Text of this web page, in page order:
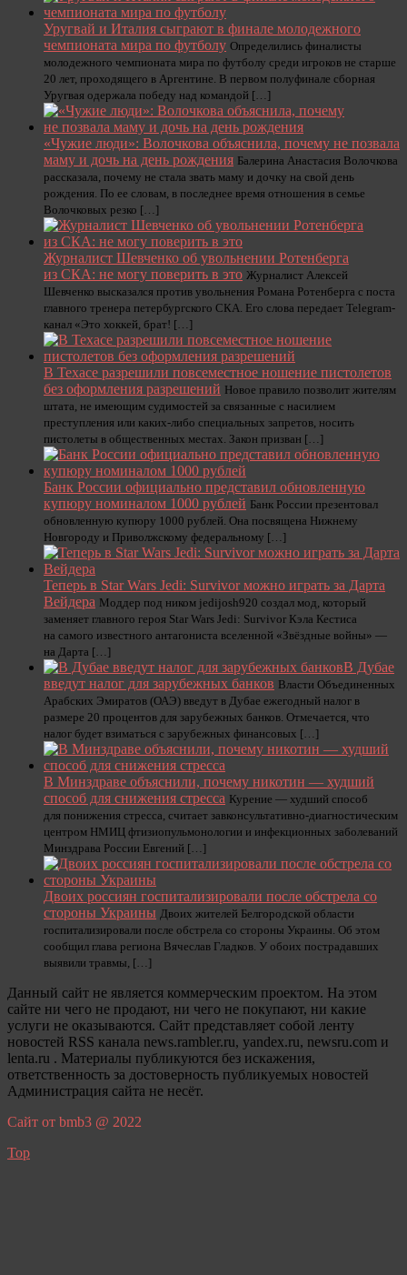
Уругвай и Италия сыграют в финале молодежного
чемпионата мира по футболу Определились финалисты
молодежного чемпионата мира по футболу среди игроков не старше
20 лет, проходящего в Аргентине. В первом полуфинале сборная
Уругвая одержала победу над командой […]
«Чужие люди»: Волочкова объяснила, почему не позвала
маму и дочь на день рождения Балерина Анастасия Волочкова
рассказала, почему не стала звать маму и дочку на свой день
рождения. По ее словам, в последнее время отношения в семье
Волочковых резко […]
Журналист Шевченко об увольнении Ротенберга
из СКА: не могу поверить в это Журналист Алексей
Шевченко высказался против увольнения Романа Ротенберга с поста
главного тренера петербургского СКА. Его слова передает Telegram-
канал «Это хоккей, брат! […]
В Техасе разрешили повсеместное ношение пистолетов
без оформления разрешений Новое правило позволит жителям
штата, не имеющим судимостей за связанные с насилием
преступления или каких-либо специальных запретов, носить
пистолеты в общественных местах. Закон призван […]
Банк России официально представил обновленную
купюру номиналом 1000 рублей Банк России презентовал
обновленную купюру 1000 рублей. Она посвящена Нижнему
Новгороду и Приволжскому федеральному […]
Теперь в Star Wars Jedi: Survivor можно играть за Дарта
Вейдера Моддер под ником jedijosh920 создал мод, который
заменяет главного героя Star Wars Jedi: Survivor Кэла Кестиса
на самого известного антагониста вселенной «Звёздные войны» —
на Дарта […]
В Дубае
введут налог для зарубежных банков Власти Объединенных
Арабских Эмиратов (ОАЭ) введут в Дубае ежегодный налог в
размере 20 процентов для зарубежных банков. Отмечается, что
налог будет взиматься с зарубежных финансовых […]
В Минздраве объяснили, почему никотин — худший
способ для снижения стресса Курение — худший способ
для понижения стресса, считает завконсультативно-диагностическим
центром НМИЦ фтизиопульмонологии и инфекционных заболеваний
Минздрава России Евгений […]
Двоих россиян госпитализировали после обстрела со
стороны Украины Двоих жителей Белгородской области
госпитализировали после обстрела со стороны Украины. Об этом
сообщил глава региона Вячеслав Гладков. У обоих пострадавших
выявили травмы, […]
Данный сайт не является коммерческим проектом. На этом
сайте ни чего не продают, ни чего не покупают, ни какие
услуги не оказываются. Сайт представляет собой ленту
новостей RSS канала news.rambler.ru, yandex.ru, newsru.com и
lenta.ru . Материалы публикуются без искажения,
ответственность за достоверность публикуемых новостей
Администрация сайта не несёт.
Сайт от bmb3 @ 2022
Top